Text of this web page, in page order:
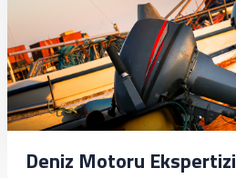
Deniz Motoru Ekspertizi